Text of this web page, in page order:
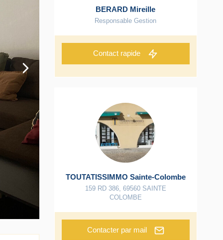
BERARD Mireille
Responsable Gestion
Contact rapide
TOUTATISSIMMO Sainte-Colombe
159 RD 386, 69560 SAINTE
COLOMBE
Contacter par mail